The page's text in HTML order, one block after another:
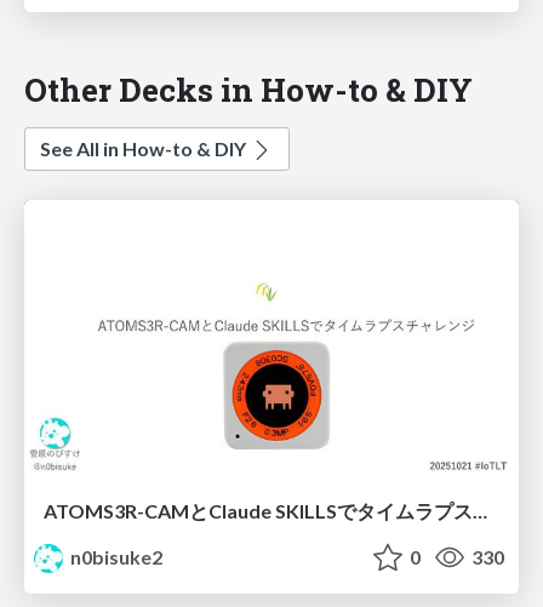
Other Decks in How-to & DIY
See All in How-to & DIY
n0bisuke2
0 330